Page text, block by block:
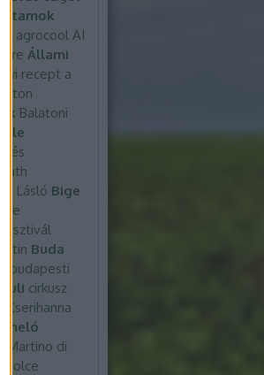
futamok
agrocool AI
Állami
recept a
Balatoni
Lásló Bige
Buda
budapesti
buli cirkusz
Cserihanna
Di Martino di
Dolce